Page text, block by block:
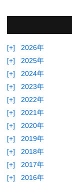
[+]
2026年
[+]
2025年
[+]
2024年
[+]
2023年
[+]
2022年
[+]
2021年
[+]
2020年
[+]
2019年
[+]
2018年
[+]
2017年
[+]
2016年